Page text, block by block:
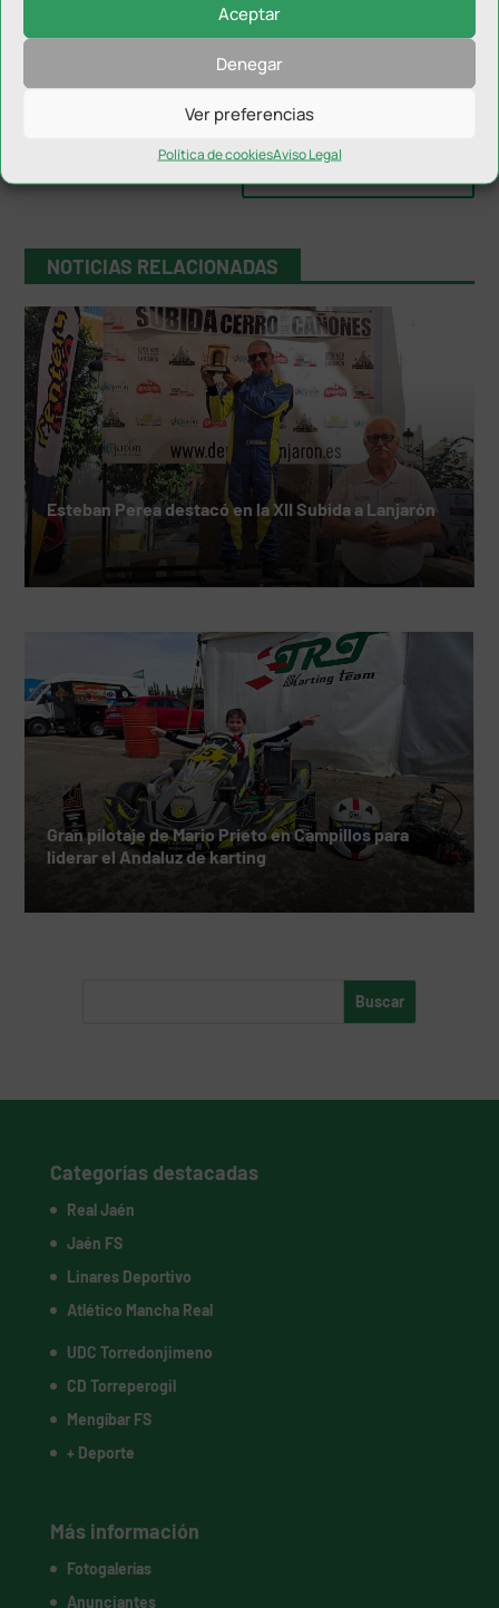
Aceptar
Denegar
Ver preferencias
Política de cookiesAviso Legal
NOTICIAS RELACIONADAS
Esteban Perea destacó en la XII Subida a Lanjarón
Gran pilotaje de Mario Prieto en Campillos para
liderar el Andaluz de karting
Categorías destacadas
Real Jaén
Jaén FS
Linares Deportivo
Atlético Mancha Real
UDC Torredonjimeno
CD Torreperogil
Mengíbar FS
+ Deporte
Más información
Fotogalerías
Anunciantes